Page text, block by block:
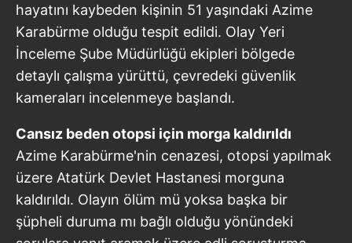
hayatını kaybeden kişinin 51 yaşındaki Azime
Karabürme olduğu tespit edildi. Olay Yeri
İnceleme Şube Müdürlüğü ekipleri bölgede
detaylı çalışma yürüttü, çevredeki güvenlik
kameraları incelenmeye başlandı.
Cansız beden otopsi için morga kaldırıldı
Azime Karabürme'nin cenazesi, otopsi yapılmak
üzere Atatürk Devlet Hastanesi morguna
kaldırıldı. Olayın ölüm mü yoksa başka bir
şüpheli duruma mı bağlı olduğu yönündeki